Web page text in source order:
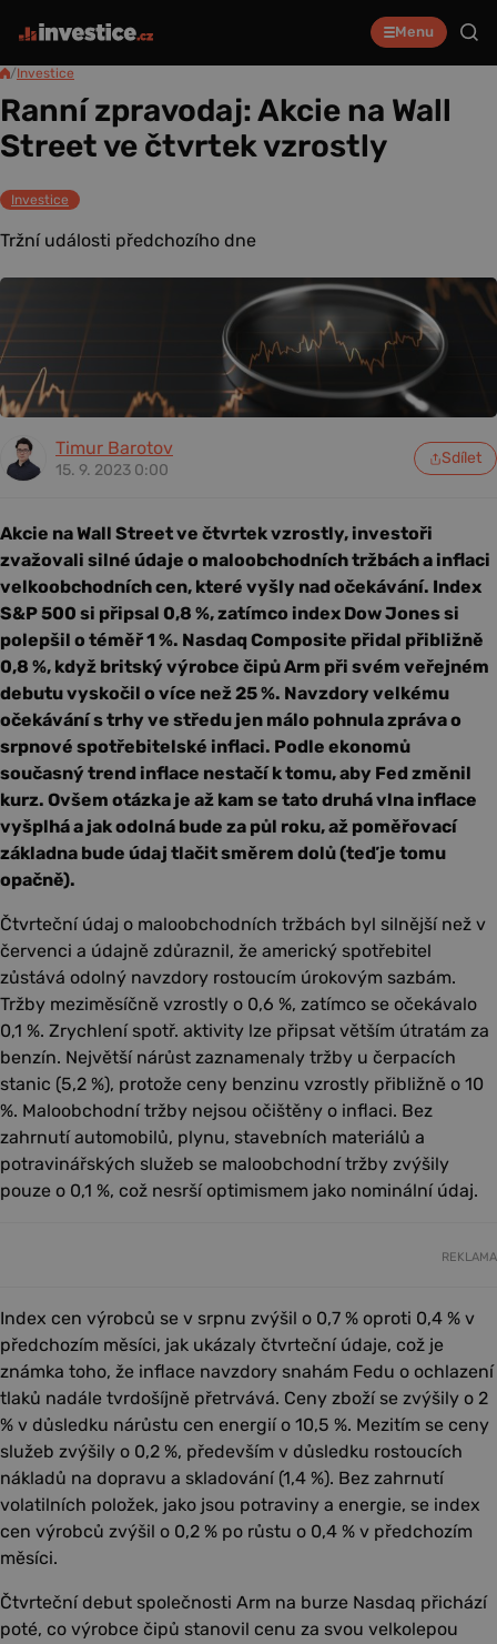
Menu
/Investice
Ranní zpravodaj: Akcie na Wall
Street ve čtvrtek vzrostly
Investice
Tržní události předchozího dne
Timur Barotov
15. 9. 2023 0:00
Sdílet
Akcie na Wall Street ve čtvrtek vzrostly, investoři
zvažovali silné údaje o maloobchodních tržbách a inflaci
velkoobchodních cen, které vyšly nad očekávání. Index
S&P 500 si připsal 0,8 %, zatímco index Dow Jones si
polepšil o téměř 1 %. Nasdaq Composite přidal přibližně
0,8 %, když britský výrobce čipů Arm při svém veřejném
debutu vyskočil o více než 25 %. Navzdory velkému
očekávání s trhy ve středu jen málo pohnula zpráva o
srpnové spotřebitelské inflaci. Podle ekonomů
současný trend inflace nestačí k tomu, aby Fed změnil
kurz. Ovšem otázka je až kam se tato druhá vlna inflace
vyšplhá a jak odolná bude za půl roku, až poměřovací
základna bude údaj tlačit směrem dolů (teď je tomu
opačně).
Čtvrteční údaj o maloobchodních tržbách byl silnější než v
červenci a údajně zdůraznil, že americký spotřebitel
zůstává odolný navzdory rostoucím úrokovým sazbám.
Tržby meziměsíčně vzrostly o 0,6 %, zatímco se očekávalo
0,1 %. Zrychlení spotř. aktivity lze připsat větším útratám za
benzín. Největší nárůst zaznamenaly tržby u čerpacích
stanic (5,2 %), protože ceny benzinu vzrostly přibližně o 10
%. Maloobchodní tržby nejsou očištěny o inflaci. Bez
zahrnutí automobilů, plynu, stavebních materiálů a
potravinářských služeb se maloobchodní tržby zvýšily
pouze o 0,1 %, což nesrší optimismem jako nominální údaj.
REKLAMA
Index cen výrobců se v srpnu zvýšil o 0,7 % oproti 0,4 % v
předchozím měsíci, jak ukázaly čtvrteční údaje, což je
známka toho, že inflace navzdory snahám Fedu o ochlazení
tlaků nadále tvrdošíjně přetrvává. Ceny zboží se zvýšily o 2
% v důsledku nárůstu cen energií o 10,5 %. Mezitím se ceny
služeb zvýšily o 0,2 %, především v důsledku rostoucích
nákladů na dopravu a skladování (1,4 %). Bez zahrnutí
volatilních položek, jako jsou potraviny a energie, se index
cen výrobců zvýšil o 0,2 % po růstu o 0,4 % v předchozím
měsíci.
Čtvrteční debut společnosti Arm na burze Nasdaq přichází
poté, co výrobce čipů stanovil cenu za svou velkolepou